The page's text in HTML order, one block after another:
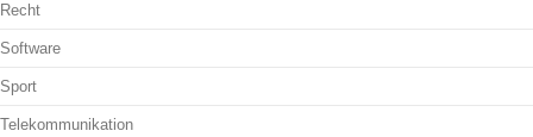
Recht
Software
Sport
Telekommunikation